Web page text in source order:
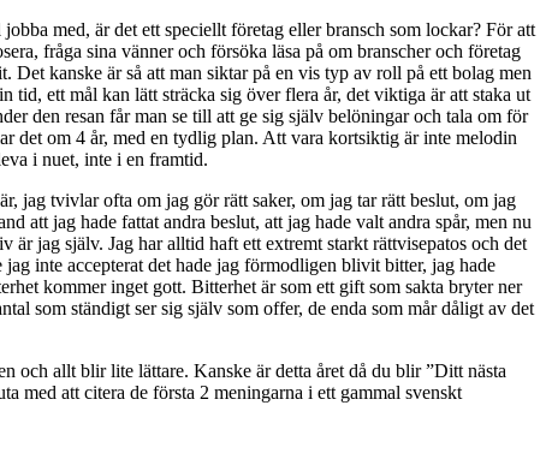
med, är det ett speciellt företag eller bransch som lockar? För att
fråga sina vänner och försöka läsa på om branscher och företag
Det kanske är så att man siktar på en vis typ av roll på ett bolag men
tid, ett mål kan lätt sträcka sig över flera år, det viktiga är att staka ut
den resan får man se till att ge sig själv belöningar och tala om för
det om 4 år, med en tydlig plan. Att vara kortsiktig är inte melodin
i nuet, inte i en framtid.
jag tvivlar ofta om jag gör rätt saker, om jag tar rätt beslut, om jag
att jag hade fattat andra beslut, att jag hade valt andra spår, men nu
är jag själv. Jag har alltid haft ett extremt starkt rättvisepatos och det
inte accepterat det hade jag förmodligen blivit bitter, jag hade
kommer inget gott. Bitterhet är som ett gift som sakta bryter ner
som ständigt ser sig själv som offer, de enda som mår dåligt av det
och allt blir lite lättare. Kanske är detta året då du blir ”Ditt nästa
med att citera de första 2 meningarna i ett gammal svenskt